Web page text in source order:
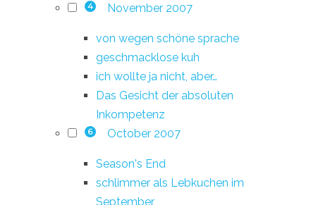
4 November 2007
von wegen schöne sprache
geschmacklose kuh
ich wollte ja nicht, aber…
Das Gesicht der absoluten
Inkompetenz
6 October 2007
Season's End
schlimmer als Lebkuchen im
September